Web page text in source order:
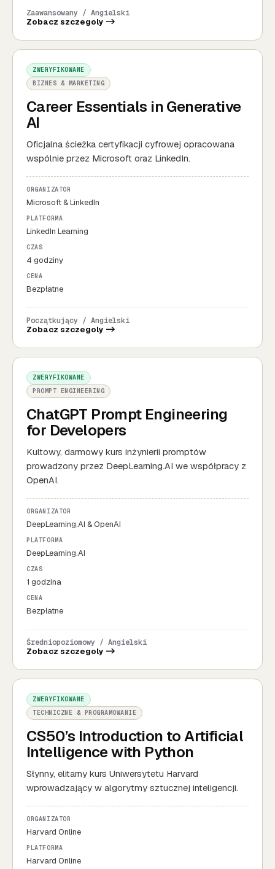
Zaawansowany / Angielski
Zobacz szczegoly ->
ZWERYFIKOWANE
BIZNES & MARKETING
Career Essentials in Generative
AI
Oficjalna ścieżka certyfikacji cyfrowej opracowana
wspólnie przez Microsoft oraz LinkedIn.
ORGANIZATOR
Microsoft & LinkedIn
PLATFORMA
LinkedIn Learning
CZAS
4 godziny
CENA
Bezpłatne
Początkujący / Angielski
Zobacz szczegoly ->
ZWERYFIKOWANE
PROMPT ENGINEERING
ChatGPT Prompt Engineering
for Developers
Kultowy, darmowy kurs inżynierii promptów
prowadzony przez DeepLearning.AI we współpracy z
OpenAI.
ORGANIZATOR
DeepLearning.AI & OpenAI
PLATFORMA
DeepLearning.AI
CZAS
1 godzina
CENA
Bezpłatne
Średniopoziomowy / Angielski
Zobacz szczegoly ->
ZWERYFIKOWANE
TECHNICZNE & PROGRAMOWANIE
CS50’s Introduction to Artificial
Intelligence with Python
Słynny, elitarny kurs Uniwersytetu Harvard
wprowadzający w algorytmy sztucznej inteligencji.
ORGANIZATOR
Harvard Online
PLATFORMA
Harvard Online